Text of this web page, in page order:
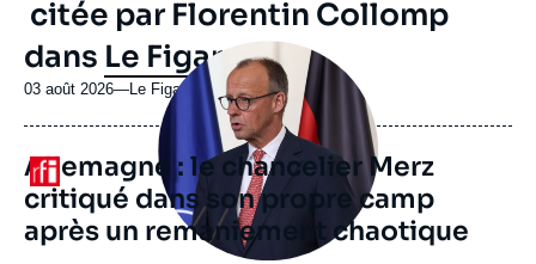
citée par Florentin Collomp
dans Le Figaro
03 août 2026—Nom
journal,
revue
ou
émission
Le Figaro
Logo
Image
principale
médiatique
Allemagne : le chancelier Merz
critiqué dans son propre camp
après un remaniement chaotique